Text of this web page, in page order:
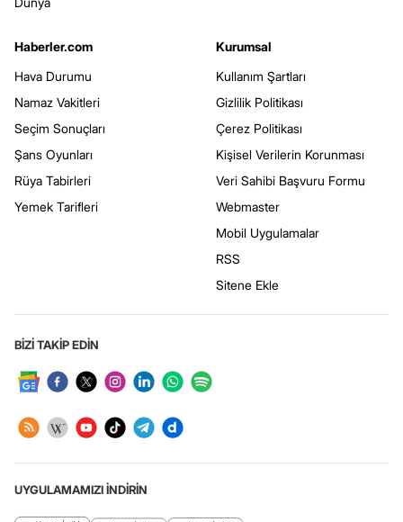
Haberler.com
Hava Durumu
Namaz Vakitleri
Seçim Sonuçları
Şans Oyunları
Rüya Tabirleri
Yemek Tarifleri
Kurumsal
Kullanım Şartları
Gizlilik Politikası
Çerez Politikası
Kişisel Verilerin Korunması
Veri Sahibi Başvuru Formu
Webmaster
Mobil Uygulamalar
RSS
Sitene Ekle
BİZİ TAKİP EDİN
UYGULAMAMIZI İNDİRİN